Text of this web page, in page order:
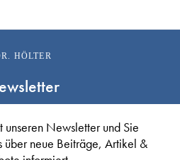
HÖLTER
Newsletter und Sie
über neue Beiträge, Artikel &